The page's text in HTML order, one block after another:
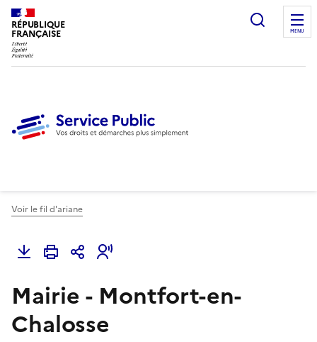
RÉPUBLIQUE
FRANÇAISE
Ouvrir
MENU
Voir le fil d'ariane
Mairie - Montfort-en-
Chalosse